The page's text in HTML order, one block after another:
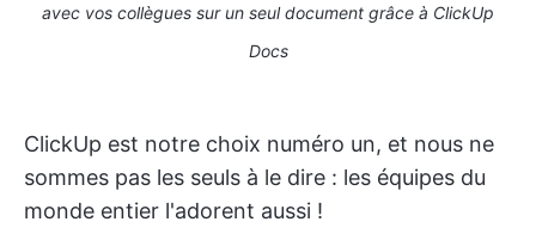
avec vos collègues sur un seul document grâce à ClickUp
Docs
ClickUp est notre choix numéro un, et nous ne
sommes pas les seuls à le dire : les équipes du
monde entier l'adorent aussi !